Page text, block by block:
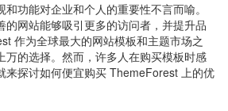
功能对企业和个人的重要性不言而喻。
的网站能够吸引更多的访问者，并提升品
作为全球最大的网站模板和主题市场之
万的选择。然而，许多人在购买模板时感
来探讨如何便宜购买 ThemeForest 上的优